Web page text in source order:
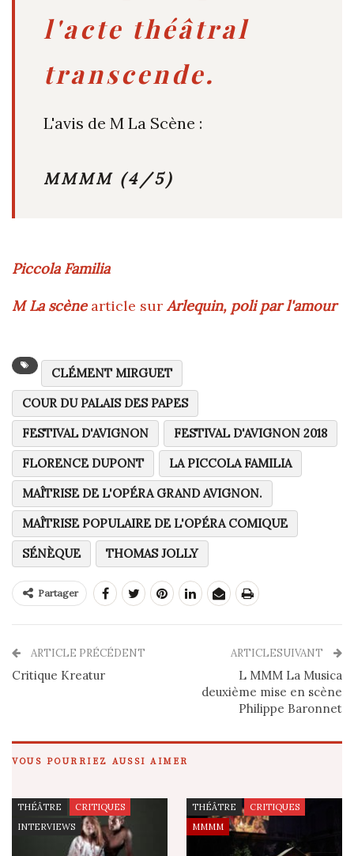
l'acte théâtral
transcende.
L'avis de M La Scène :
MMMM (4/5)
Piccola Familia
M La scènearticle sur Arlequin, poli par l'amour
CLÉMENT MIRGUET
COUR DU PALAIS DES PAPES
FESTIVAL D'AVIGNON
FESTIVAL D'AVIGNON 2018
FLORENCE DUPONT
LA PICCOLA FAMILIA
MAÎTRISE DE L'OPÉRA GRAND AVIGNON.
MAÎTRISE POPULAIRE DE L'OPÉRA COMIQUE
SÉNÈQUE
THOMAS JOLLY
Partager
ARTICLE PRÉCÉDENT
Critique Kreatur
ARTICLESUIVANT
L MMM La Musica
deuxième mise en scène
Philippe Baronnet
VOUS POURRIEZ AUSSI AIMER
THÉÂTRE
CRITIQUES
INTERVIEWS
THÉÂTRE
CRITIQUES
MMMM